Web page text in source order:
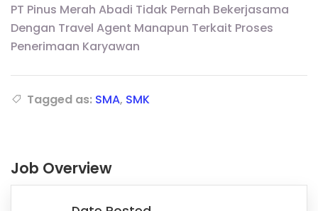
PT Pinus Merah Abadi Tidak Pernah Bekerjasama
Dengan Travel Agent Manapun Terkait Proses
Penerimaan Karyawan
Tagged as: SMA, SMK
Job Overview